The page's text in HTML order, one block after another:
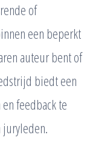
of
een beperkt
auteur bent of
biedt een
feedback te
juryleden.